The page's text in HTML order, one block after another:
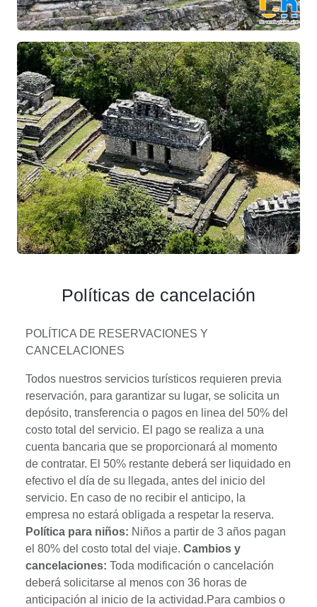
Políticas de cancelación
POLÍTICA DE RESERVACIONES Y
CANCELACIONES
Todos nuestros servicios turísticos requieren previa
reservación, para garantizar su lugar, se solicita un
depósito, transferencia o pagos en linea del 50% del
costo total del servicio. El pago se realiza a una
cuenta bancaria que se proporcionará al momento
de contratar. El 50% restante deberá ser liquidado en
efectivo el día de su llegada, antes del inicio del
servicio. En caso de no recibir el anticipo, la
empresa no estará obligada a respetar la reserva.
Política para niños: Niños a partir de 3 años pagan
el 80% del costo total del viaje. Cambios y
cancelaciones: Toda modificación o cancelación
deberá solicitarse al menos con 36 horas de
anticipación al inicio de la actividad.Para cambios o